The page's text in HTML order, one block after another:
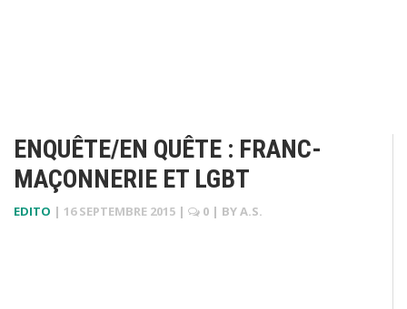
ENQUÊTE/EN QUÊTE : FRANC-
MAÇONNERIE ET LGBT
EDITO | 16 SEPTEMBRE 2015 | 0 | BYA.S.